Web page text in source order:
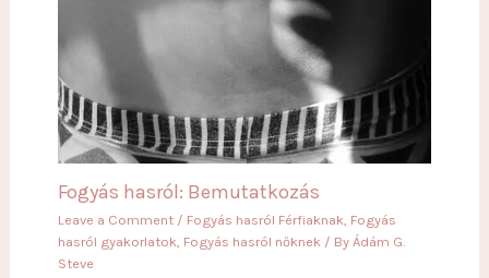
Fogyás hasról: Bemutatkozás
Leave a Comment / Fogyás hasról Férfiaknak Fogyás
hasról gyakorlatok Fogyás hasról nőknek / By Ádám G.
Steve